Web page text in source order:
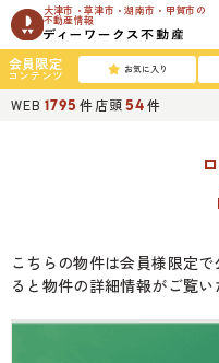
大津市・草津市・湖南市・甲賀市の
不動産情報
会員限定
コンテンツ お気に入り
WEB 1795 件店頭54 件
こちらの物件は会員様限定
ると物件の詳細情報がご覧い